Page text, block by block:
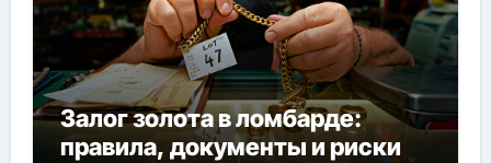
Залог золота в ломбарде:
правила, документы и риски